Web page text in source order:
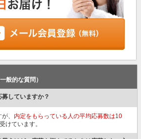
般的な質問）
していますか？
、 内定をもらっている人の平均応募数は10
受けています。